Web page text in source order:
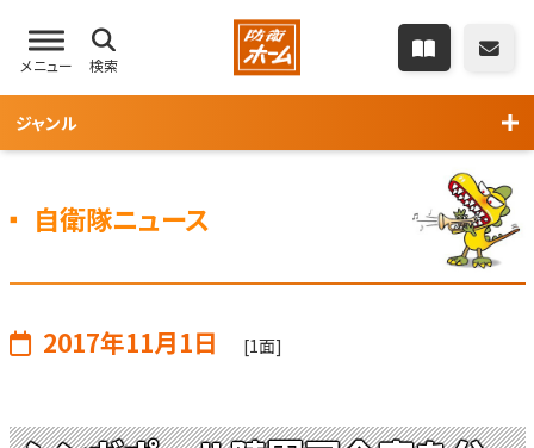
メニュー 検索
ジャンル
自衛隊ニュース
2017年11月1日 [1面]